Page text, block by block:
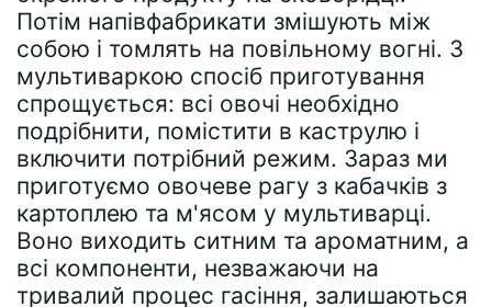
Потім напівфабрикати змішують між
собою і томлять на повільному вогні. З
мультиваркою спосіб приготування
спрощується: всі овочі необхідно
подрібнити, помістити в каструлю і
включити потрібний режим. Зараз ми
приготуємо овочеве рагу з кабачків з
картоплею та м'ясом у мультиварці.
Воно виходить ситним та ароматним, а
всі компоненти, незважаючи на
тривалий процес гасіння, залишаються